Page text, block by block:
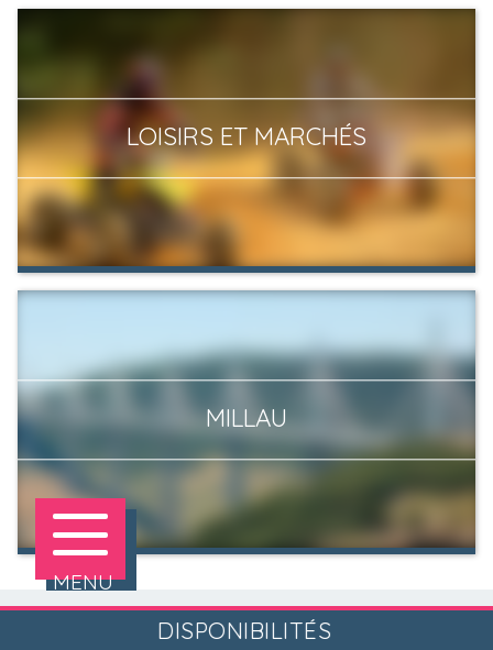
LOISIRS ET MARCHÉS
MILLAU